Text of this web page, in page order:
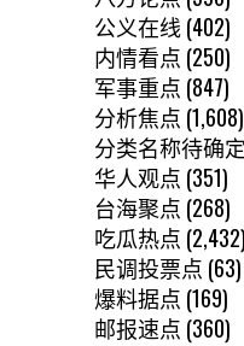
公义在线(402)
内情看点 (250)
军事重点 (847)
分析焦点 (1,608)
分类名称待确定
华人观点 (351)
台海聚点 (268)
吃瓜热点 (2,432)
民调投票点 (63)
爆料据点 (169)
邮报速点 (360)